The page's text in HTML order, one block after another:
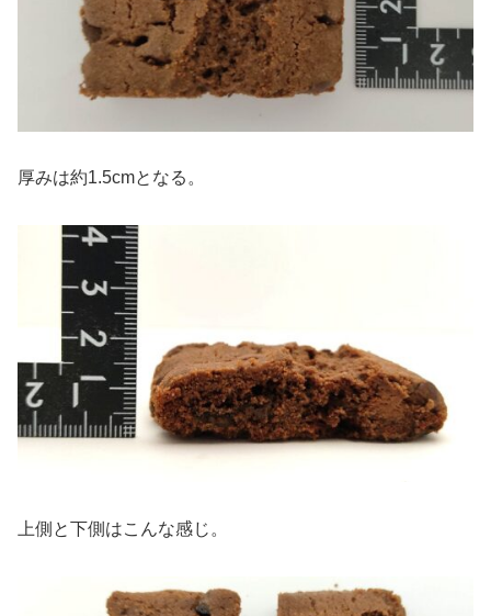
厚みは約1.5cmとなる。
上側と下側はこんな感じ。